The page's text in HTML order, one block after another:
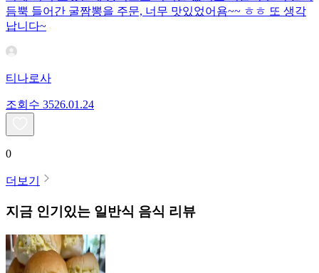
듬뿍 들어간 굴짬뽕을 주문, 너무 맛있었어욤~~ ㅎㅎ 또 생각
납니다~
티나로사
조회수 3526.01.24
0
더보기
지금 인기있는 일반식 음식 리뷰